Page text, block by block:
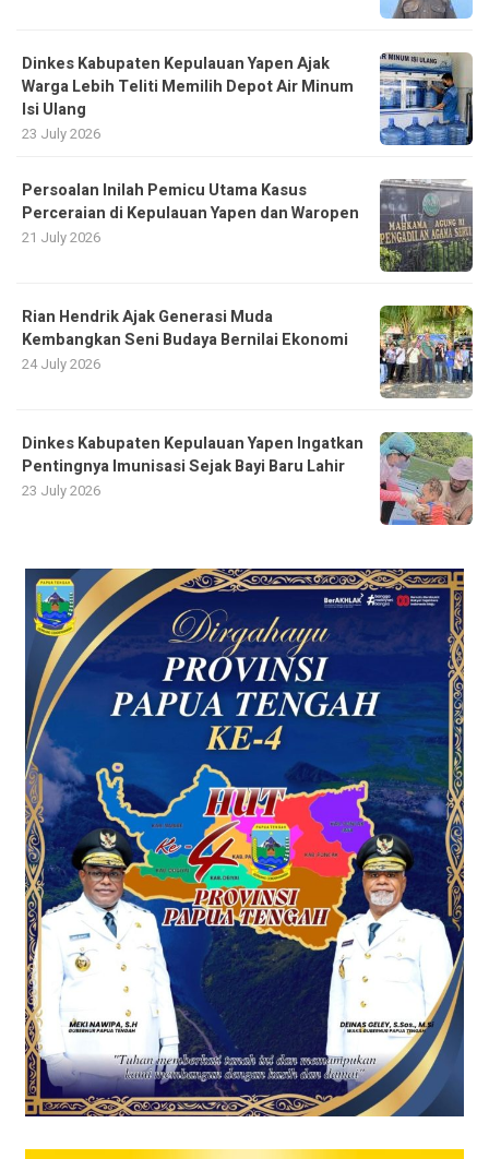
Dinkes Kabupaten Kepulauan Yapen Ajak
Warga Lebih Teliti Memilih Depot Air Minum
Isi Ulang
23 July 2026
Persoalan Inilah Pemicu Utama Kasus
Perceraian di Kepulauan Yapen dan Waropen
21 July 2026
Rian Hendrik Ajak Generasi Muda
Kembangkan Seni Budaya Bernilai Ekonomi
24 July 2026
Dinkes Kabupaten Kepulauan Yapen Ingatkan
Pentingnya Imunisasi Sejak Bayi Baru Lahir
23 July 2026